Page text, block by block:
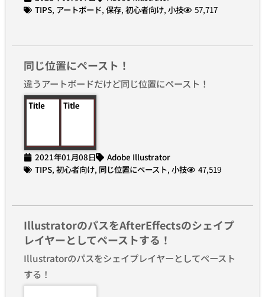
TIPS, アートボード, 保存, 初心者向け, 小技 57,717
同じ位置にペースト！
違うアートボードだけど同じ位置にペースト！
2021年01月08日
Adobe Illustrator
TIPS, 初心者向け, 同じ位置にペースト, 小技 47,519
IllustratorのパスをAfterEffectsのシェイプ
レイヤーとしてペーストする！
Illustratorのパスをシェイプレイヤーとしてペースト
する！